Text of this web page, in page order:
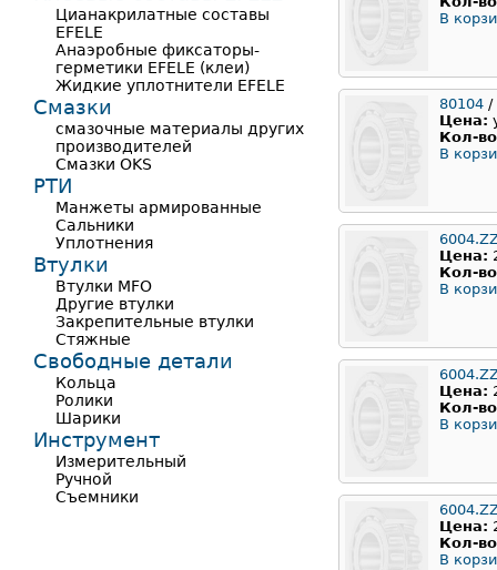
В
80104 /
Цена:
Кол-
В
Цена:
Кол-
В
Цена:
Кол-
В
Цена:
Кол-
В
Цианакрилатные составы
EFELE
Анаэробные фиксаторы-
герметики EFELE (клеи)
Жидкие уплотнители EFELE
Смазки
смазочные материалы других
производителей
Смазки OKS
РТИ
Манжеты армированные
Сальники
Уплотнения
Втулки
Втулки MFO
Другие втулки
Закрепительные втулки
Стяжные
Свободные детали
Кольца
Ролики
Шарики
Инструмент
Измерительный
Ручной
Съемники